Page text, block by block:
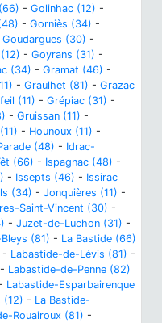
- Golinhac (12) -
- Gorniès (34) -
Goudargues (30) -
- Goyrans (31) -
(34) - Gramat (46) -
- Graulhet (81) - Grazac
(11) - Grépiac (31) -
- Gruissan (11) -
- Hounoux (11) -
(48) - Idrac-
(66) - Ispagnac (48) -
- Issepts (46) - Issirac
(34) - Jonquières (11) -
Saint-Vincent (30) -
- Juzet-de-Luchon (31) -
(81) - La Bastide (66)
- Labastide-de-Lévis (81) -
- Labastide-de-Penne (82)
- Labastide-Esparbairenque
(12) - La Bastide-
Rouairoux (81) -